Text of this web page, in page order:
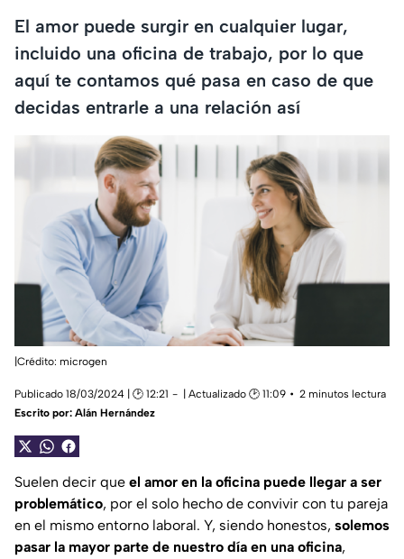
El amor puede surgir en cualquier lugar,
incluido una oficina de trabajo, por lo que
aquí te contamos qué pasa en caso de que
decidas entrarle a una relación así
|Crédito: microgen
Publicado 18/03/2024 | 🕑 12:21 | Actualizado 🕑 11:09
2 minutos lectura
Escrito por: Alán Hernández
Suelen decir que el amor en la oficina puede llegar a ser
problemático, por el solo hecho de convivir con tu pareja
en el mismo entorno laboral. Y, siendo honestos, solemos
pasar la mayor parte de nuestro día en una oficina,